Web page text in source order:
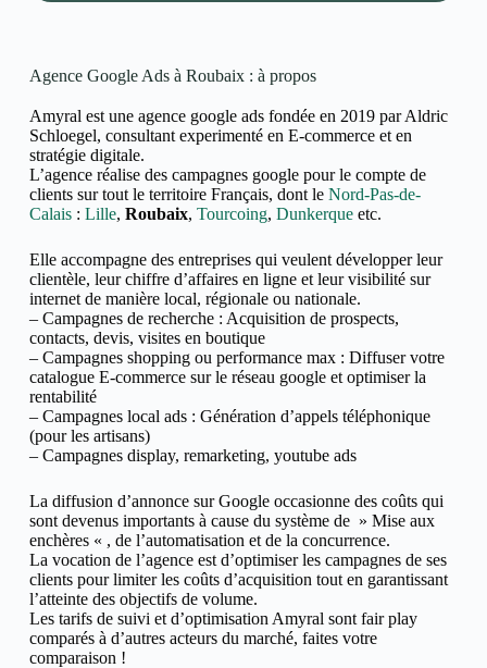
Agence Google Ads à Roubaix : à propos
Amyral est une agence google ads fondée en 2019 par Aldric
Schloegel, consultant experimenté en E-commerce et en
stratégie digitale.
L’agence réalise des campagnes google pour le compte de
clients sur tout le territoire Français, dont le Nord-Pas-de-
Calais : Lille, Roubaix, Tourcoing, Dunkerqueetc.
Elle accompagne des entreprises qui veulent développer leur
clientèle, leur chiffre d’affaires en ligne et leur visibilité sur
internet de manière local, régionale ou nationale.
– Campagnes de recherche : Acquisition de prospects,
contacts, devis, visites en boutique
– Campagnes shopping ou performance max : Diffuser votre
catalogue E-commerce sur le réseau google et optimiser la
rentabilité
– Campagnes local ads : Génération d’appels téléphonique
(pour les artisans)
– Campagnes display, remarketing, youtube ads
La diffusion d’annonce sur Google occasionne des coûts qui
sont devenus importants à cause du système de » Mise aux
enchères « , de l’automatisation et de la concurrence.
La vocation de l’agence est d’optimiser les campagnes de ses
clients pour limiter les coûts d’acquisition tout en garantissant
l’atteinte des objectifs de volume.
Les tarifs de suivi et d’optimisation Amyral sont fair play
comparés à d’autres acteurs du marché, faites votre
comparaison !